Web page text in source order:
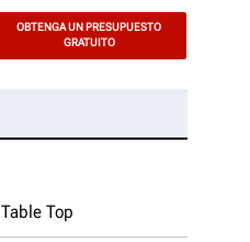
OBTENGA UN PRESUPUESTO
GRATUITO
Table Top